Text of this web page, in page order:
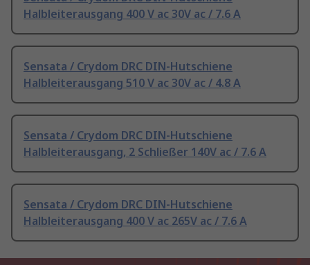
Halbleiterausgang 400 V ac 30V ac / 7.6 A
Sensata / Crydom DRC DIN-Hutschiene
Halbleiterausgang 510 V ac 30V ac / 4.8 A
Sensata / Crydom DRC DIN-Hutschiene
Halbleiterausgang, 2 Schließer 140V ac / 7.6 A
Sensata / Crydom DRC DIN-Hutschiene
Halbleiterausgang 400 V ac 265V ac / 7.6 A